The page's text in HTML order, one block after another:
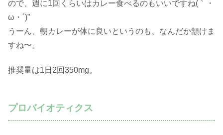
ので、週に1回くらいはカレー食べるのもいいですね(｀・
ω・´)”
うーん、朝カレーが体に良いというのも、なんだか頷けま
すね〜。
推奨量は1日2回350mg。
プロバイオティクス